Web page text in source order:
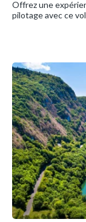
Offrez une
pilotage avec ce